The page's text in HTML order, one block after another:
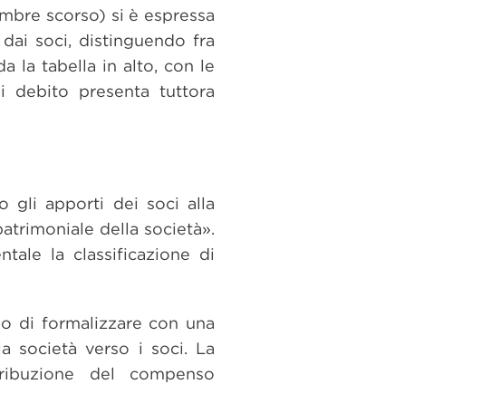
scorso) si è espressa
soci, distinguendo fra
la tabella in alto, con le
debito presenta tuttora
gli apporti dei soci alla
della società».
la classificazione di
di formalizzare con una
società verso i soci. La
del compenso